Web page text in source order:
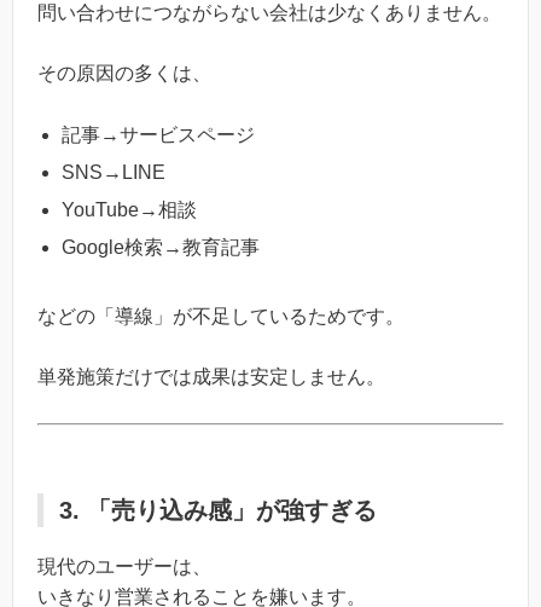
問い合わせにつながらない会社は少なくありません。
その原因の多くは、
記事→サービスページ
SNS→LINE
YouTube→相談
Google検索→教育記事
などの「導線」が不足しているためです。
単発施策だけでは成果は安定しません。
3. 「売り込み感」が強すぎる
現代のユーザーは、
いきなり営業されることを嫌います。